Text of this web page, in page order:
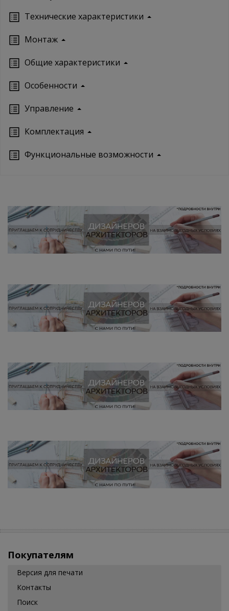
Технические характеристики
Монтаж
Oбщие характеристики
Особенности
Управление
Кoмплектация
Функциональные возможности
Покупателям
Версия для печати
Контакты
Поиск